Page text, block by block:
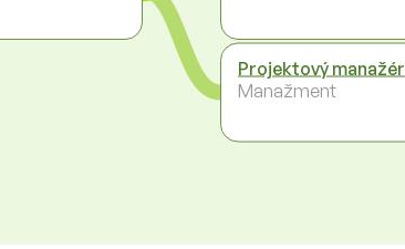
Projektový manažér
Manažment